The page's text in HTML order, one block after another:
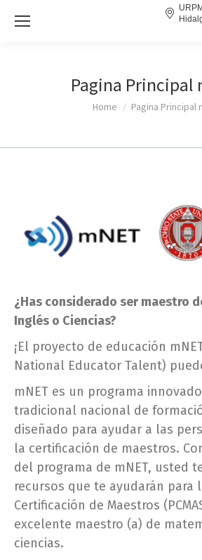
Pagina Principal
You are here:
Home Pagina Principal
¿Has considerado ser maestro
Inglés o Ciencias?
¡El proyecto de educación
National Educator Talent)
mNET es un programa
tradicional nacional de
diseñado para ayudar a las
la certificación de maestros.
del programa de mNET, usted
recursos que te ayudarán para
Certificación de Maestros
excelente maestro (a) de
ciencias.